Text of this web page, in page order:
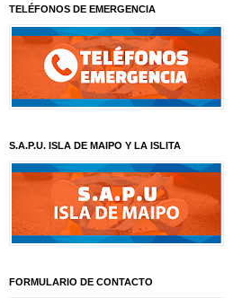
TELÉFONOS DE EMERGENCIA
S.A.P.U. ISLA DE MAIPO Y LA ISLITA
FORMULARIO DE CONTACTO